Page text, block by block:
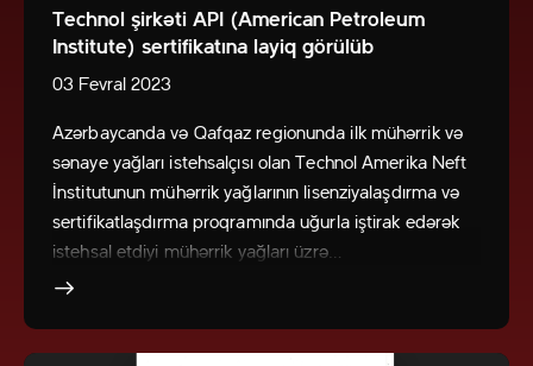
Technol şirkəti API (American Petroleum
Institute) sertifikatına layiq görülüb
03 Fevral 2023
Azərbaycanda və Qafqaz regionunda ilk mühərrik və
sənaye yağları istehsalçısı olan Technol Amerika Neft
İnstitutunun mühərrik yağlarının lisenziyalaşdırma və
sertifikatlaşdırma proqramında uğurla iştirak edərək
istehsal etdiyi mühərrik yağları üzrə…